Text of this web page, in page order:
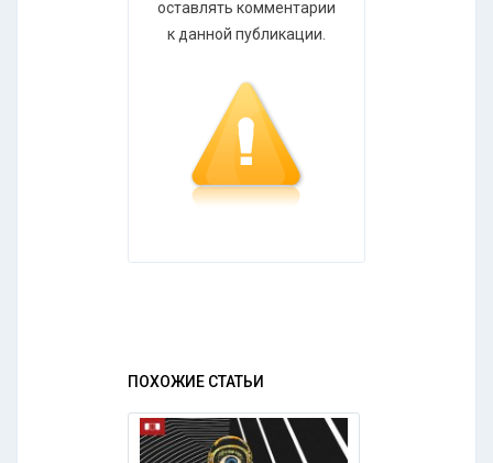
оставлять комментарии
к данной публикации.
ПОХОЖИЕ СТАТЬИ